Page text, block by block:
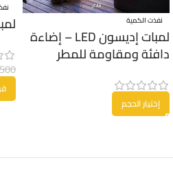
نفذت الكمية
لمبات إديسون LED – إضاءة
دافئة ومقاومة للمطر
إختيار الحجم